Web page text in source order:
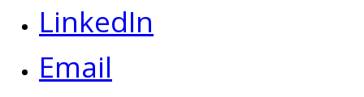
LinkedIn
Email